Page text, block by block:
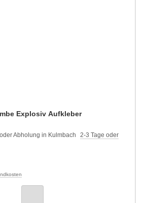
Explosiv Aufkleber
2-3 Tage oder